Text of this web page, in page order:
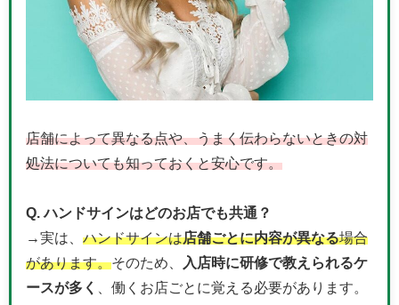
店舗によって異なる点や、うまく伝わらないときの対
処法についても知っておくと安心です。
Q. ハンドサインはどのお店でも共通？
→実は、 ハンドサインは店舗ごとに内容が異なる場合
があります。そのため、
入店時に研修で教えられるケ
ースが多く
、働くお店ごとに覚える必要があります。